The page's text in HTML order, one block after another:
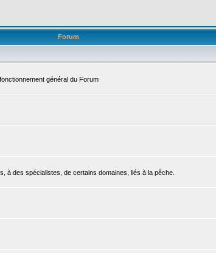
Forum
général du Forum
à des spécialistes, de certains domaines, liés à la pêche.